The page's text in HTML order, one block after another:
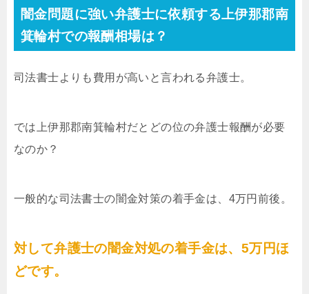
闇金問題に強い弁護士に依頼する上伊那郡南
箕輪村での報酬相場は？
司法書士よりも費用が高いと言われる弁護士。
では上伊那郡南箕輪村だとどの位の弁護士報酬が必要
なのか？
一般的な司法書士の闇金対策の着手金は、4万円前後。
対して弁護士の闇金対処の着手金は、5万円ほ
どです。